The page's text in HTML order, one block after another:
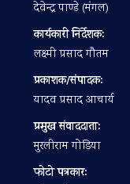
देवेन्द्र पाण्डे (मंगल)
कार्यकारी निर्देशक:
लक्ष्मी प्रसाद गौतम
प्रकाशक/संपादक:
यादव प्रसाद आचार्य
प्रमुख संवाददाता:
मुरलीराम गोडिया
फोटो पत्रकार: